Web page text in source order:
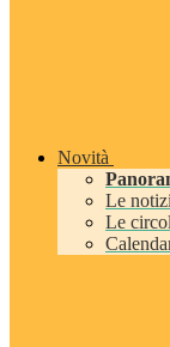
Novità
Le
Le